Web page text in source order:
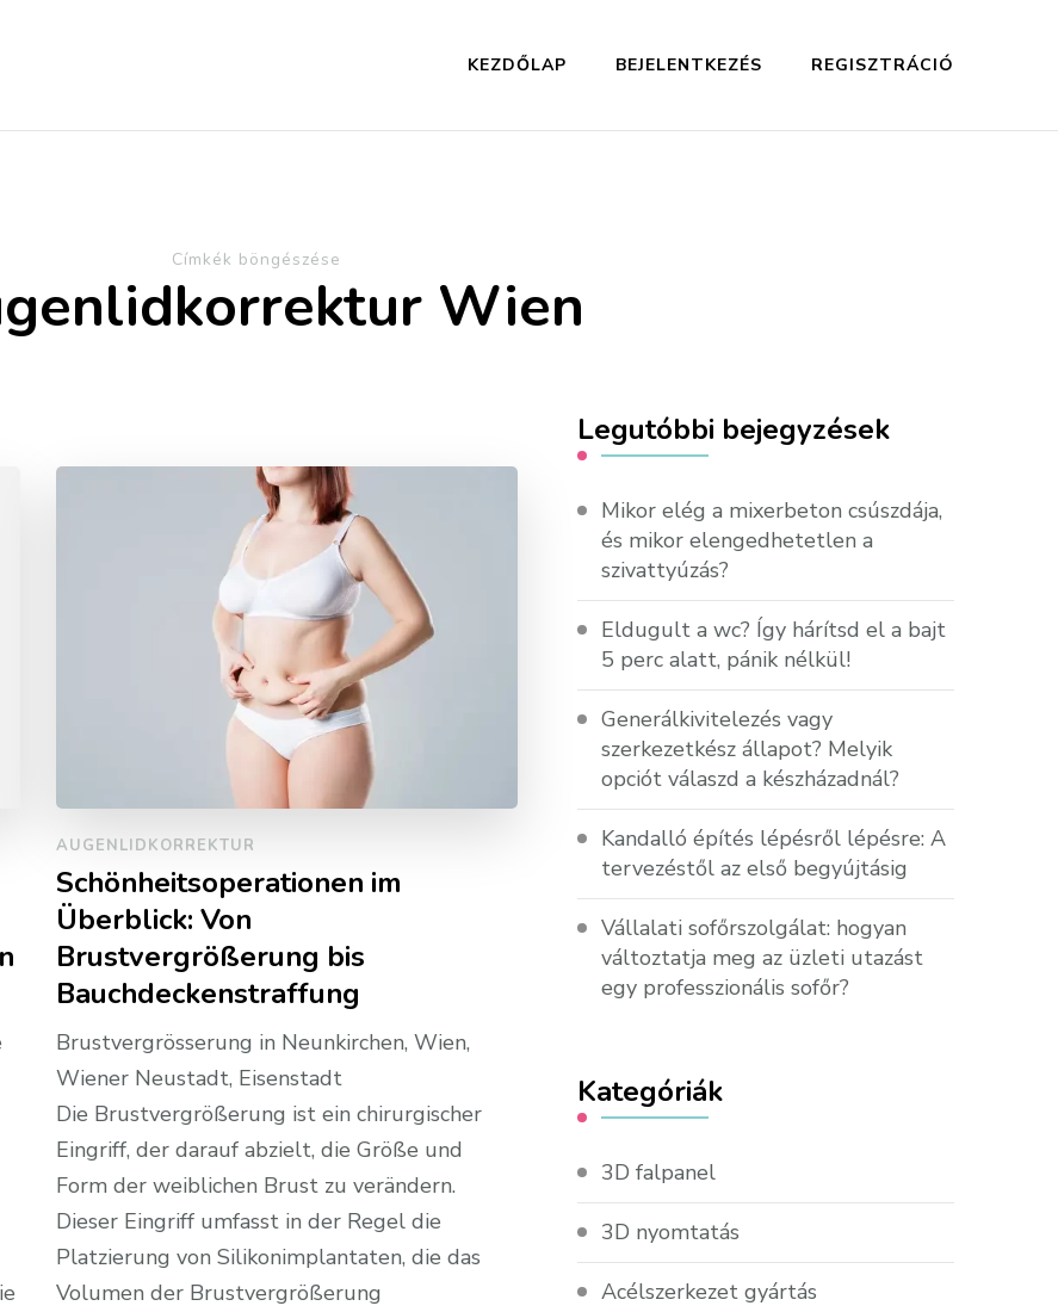
KEZDŐLAP BEJELENTKEZÉS REGISZTRÁCIÓ
Címkék böngészése
Wien
AUGENLIDKORREKTUR
Schönheitsoperationen im
Überblick: Von
Brustvergrößerung bis
Bauchdeckenstraffung
Brustvergrösserung in Neunkirchen, Wien,
Wiener Neustadt, Eisenstadt
Die Brustvergrößerung ist ein chirurgischer
Eingriff, der darauf abzielt, die Größe und
Form der weiblichen Brust zu verändern.
Dieser Eingriff umfasst in der Regel die
Platzierung von Silikonimplantaten, die das
Volumen der Brustvergrößerung
Legutóbbi bejegyzések
Mikor elég a mixerbeton csúszdája,
és mikor elengedhetetlen a
szivattyúzás?
Eldugult a wc? Így hárítsd el a bajt
5 perc alatt, pánik nélkül!
Generálkivitelezés vagy
szerkezetkész állapot? Melyik
opciót válaszd a készházadnál?
Kandalló építés lépésről lépésre: A
tervezéstől az első begyújtásig
Vállalati sofőrszolgálat: hogyan
változtatja meg az üzleti utazást
egy professzionális sofőr?
Kategóriák
3D falpanel
3D nyomtatás
Acélszerkezet gyártás